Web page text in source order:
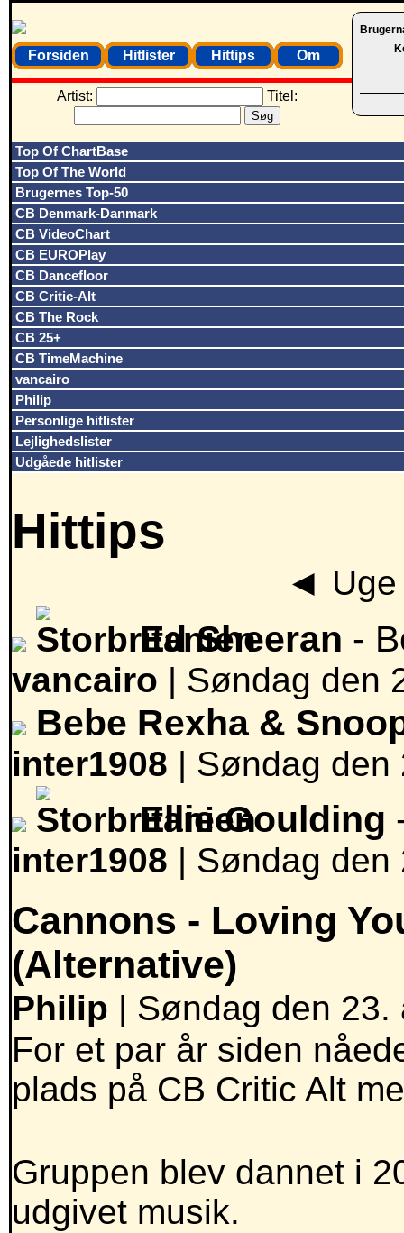
Forsiden Hitlister Hittips Om
Artist: Titel:
Top Of ChartBase
Top Of The World
Brugernes Top-50
CB Denmark-Danmark
CB VideoChart
CB EUROPlay
CB Dancefloor
CB Critic-Alt
CB The Rock
CB 25+
CB TimeMachine
vancairo
Philip
Personlige hitlister
Lejlighedslister
Udgåede hitlister
Hittips
◄
Ed Sheeran -
vancairo | Søndag den
Bebe Rexha &
inter1908 | Søndag den
Ellie Goulding
inter1908 | Søndag den
Cannons - Loving
(Alternative)
Philip | Søndag den
For et par år siden
plads på CB Critic Alt
Gruppen blev dannet i
udgivet musik.